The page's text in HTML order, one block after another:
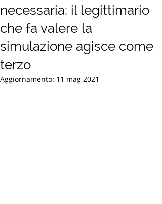
necessaria: il legittimario
che fa valere la
simulazione agisce come
terzo
Aggiornamento: 11 mag 2021